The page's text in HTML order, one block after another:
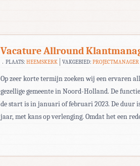
Vacature Allround
PLAATS: HEEMSKERK VAKGEBIED:PROJECTMANAGER
Op zeer korte termijn zoeken wij een ervaren
gezellige gemeente in Noord-Holland. De
de start is in januari of februari 2023. De duur
jaar, met kans op verlenging. Omdat het een